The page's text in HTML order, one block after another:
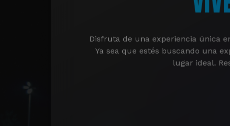
Disfruta de una experiencia única
Ya sea que estés buscando una
lugar ideal.